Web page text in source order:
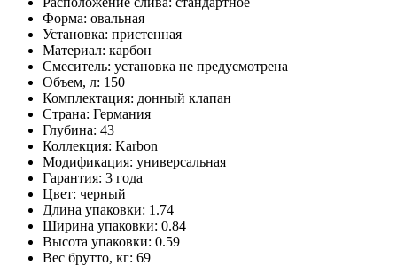
Форма: овальная
Установка: пристенная
Материал: карбон
Смеситель: установка не предусмотрена
Объем, л: 150
Комплектация: донный клапан
Страна: Германия
Глубина: 43
Коллекция: Karbon
Модификация: универсальная
Гарантия: 3 года
Цвет: черный
Длина упаковки: 1.74
Ширина упаковки: 0.84
Высота упаковки: 0.59
Вес брутто, кг: 69